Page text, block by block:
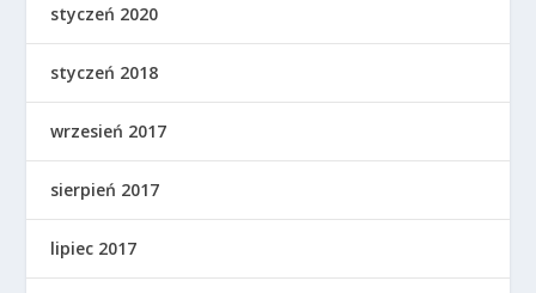
styczeń 2020
styczeń 2018
wrzesień 2017
sierpień 2017
lipiec 2017